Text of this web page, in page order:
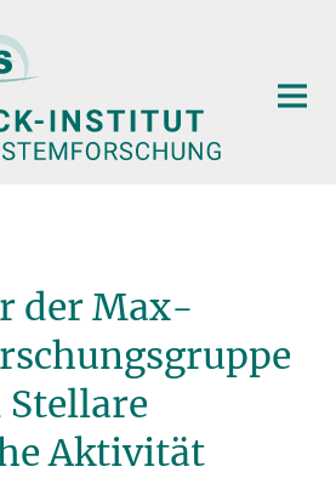
der Max-
Stellare
Aktivität